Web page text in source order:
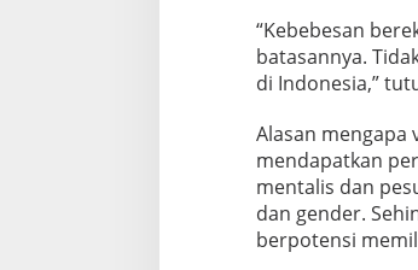
“Kebebesan
batasannya.
di Indonesia,”
Alasan mengapa
mendapatkan
mentalis dan
dan gender.
berpotensi